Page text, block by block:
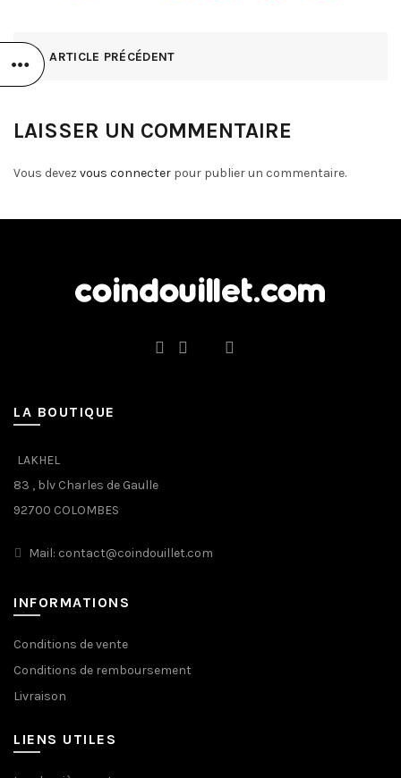
ARTICLE PRÉCÉDENT
LAISSER UN COMMENTAIRE
Vous devez vous connecter pour publier un commentaire.
LA BOUTIQUE
LAKHEL
83 , blv Charles de Gaulle
92700 COLOMBES
Mail: contact@coindouillet.com
INFORMATIONS
Conditions de vente
Conditions de remboursement
Livraison
LIENS UTILES